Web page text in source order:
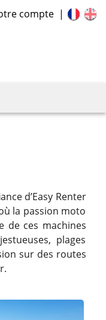
compte
d’Easy Renter
la passion moto
de ces machines
plages
sur des routes